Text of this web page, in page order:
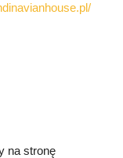
na stronę